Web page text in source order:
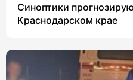
Синоптики
Краснодарском крае